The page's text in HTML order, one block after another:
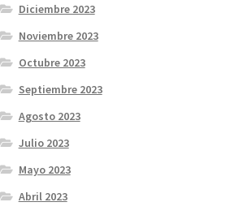
Diciembre 2023
Noviembre 2023
Octubre 2023
Septiembre 2023
Agosto 2023
Julio 2023
Mayo 2023
Abril 2023